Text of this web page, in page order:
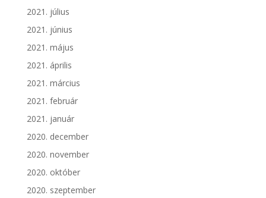
2021. július
2021. június
2021. május
2021. április
2021. március
2021. február
2021. január
2020. december
2020. november
2020. október
2020. szeptember